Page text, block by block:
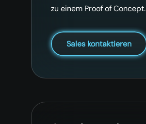
zu einem Proof of Concept.
Sales kontaktieren